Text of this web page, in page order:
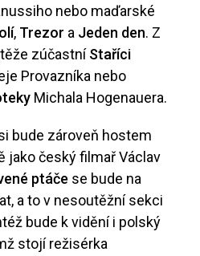
nebo maďarské
, Trezor a Jeden den. Z
zúčastníStaříci
Provazníka nebo
Michala Hogenauera.
bude zároveň hostem
jako český filmař Václav
ptáče se bude na
a to v nesoutěžní sekci
bude k vidění i polský
stojí režisérka